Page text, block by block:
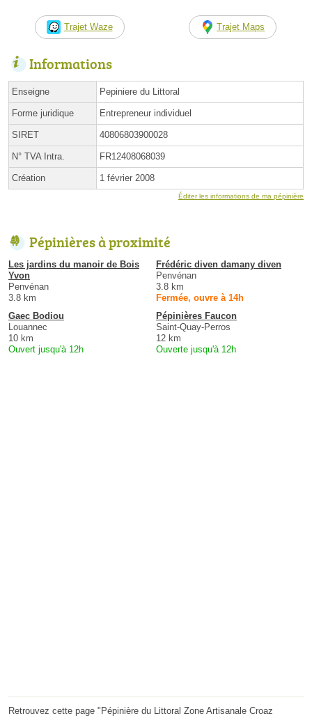
Trajet Waze Trajet Maps
Informations
Enseigne Pepiniere du Littoral
Forme juridique Entrepreneur individuel
SIRET 40806803900028
N° TVA Intra. FR12408068039
Création 1 février 2008
Éditer les informations de ma pépinière
Pépinières à proximité
Les jardins du manoir de Bois
Yvon
Penvénan
3.8 km
Frédéric diven damany diven
Penvénan
3.8 km
Fermée, ouvre à 14h
Gaec Bodiou
Louannec
10 km
Ouvert jusqu'à 12h
Pépinières Faucon
Saint-Quay-Perros
12 km
Ouverte jusqu'à 12h
Retrouvez cette page "Pépinière du Littoral Zone Artisanale Croaz